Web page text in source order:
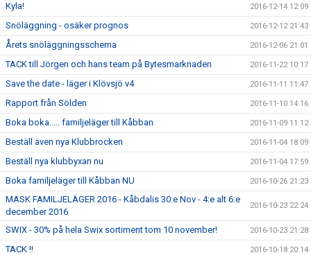
Kyla! 2016-12-14 12:09
Snöläggning - osäker prognos 2016-12-12 21:43
Årets snöläggningsschema 2016-12-06 21:01
TACK till Jörgen och hans team på Bytesmarknaden 2016-11-22 10:17
Save the date - läger i Klövsjö v4 2016-11-11 11:47
Rapport från Sölden 2016-11-10 14:16
Boka boka..... familjeläger till Kåbban 2016-11-09 11:12
Beställ även nya Klubbrocken 2016-11-04 18:09
Beställ nya klubbyxan nu 2016-11-04 17:59
Boka familjeläger till Kåbban NU 2016-10-26 21:23
MASK FAMILJELÄGER 2016 - Kåbdalis 30:e Nov - 4:e alt 6:e
december 2016
2016-10-23 22:24
SWIX - 30% på hela Swix sortiment tom 10 november! 2016-10-23 21:28
TACK !! 2016-10-18 20:14